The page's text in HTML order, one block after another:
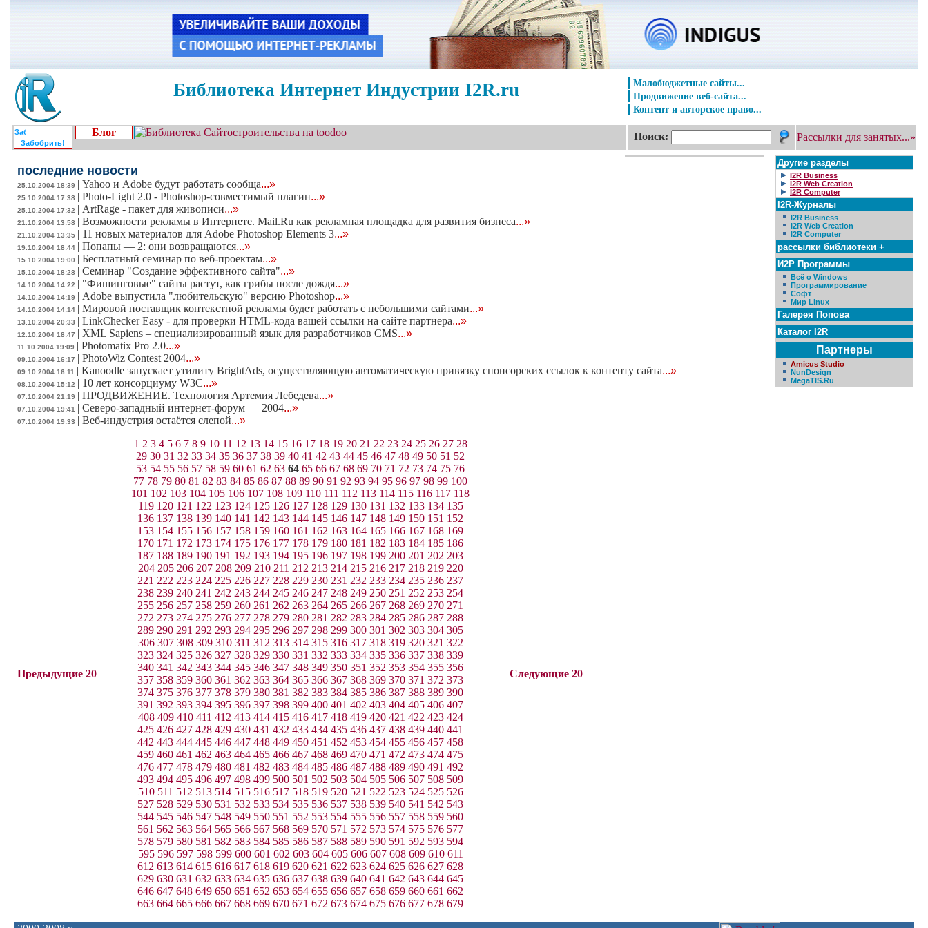
Библиотека Интернет Индустрии I2R.ru
Малобюджетные сайты...
Продвижение веб-сайта...
Контент и авторское право...
Забобрить!
Блог Поиск: Рассылки для занятых...»
последние новости
25.10.2004 18:39 | Yahoo и Adobe будут работать сообща...»
25.10.2004 17:38 | Photo-Light 2.0 - Photoshop-совместимый плагин...»
25.10.2004 17:32 | ArtRage - пакет для живописи...»
21.10.2004 13:58 | Возможности рекламы в Интернете. Mail.Ru как рекламная площадка для развития бизнеса...»
21.10.2004 13:35 | 11 новых материалов для Adobe Photoshop Elements 3...»
19.10.2004 18:44 | Попапы — 2: они возвращаются...»
15.10.2004 19:00 | Бесплатный семинар по веб-проектам...»
15.10.2004 18:28 | Семинар "Создание эффективного сайта"...»
14.10.2004 14:22 | "Фишинговые" сайты растут, как грибы после дождя...»
14.10.2004 14:19 | Adobe выпустила "любительскую" версию Photoshop...»
14.10.2004 14:14 | Мировой поставщик контекстной рекламы будет работать с небольшими сайтами...»
13.10.2004 20:33 | LinkChecker Easy - для проверки HTML-кода вашей ссылки на сайте партнера...»
12.10.2004 18:47 | XML Sapiens – специализированный язык для разработчиков CMS...»
11.10.2004 19:09 | Photomatix Pro 2.0...»
09.10.2004 16:17 | PhotoWiz Contest 2004...»
09.10.2004 16:11 | Kanoodle запускает утилиту BrightAds, осуществляющую автоматическую привязку спонсорских ссылок к контенту сайта...»
08.10.2004 15:12 | 10 лет консорциуму W3C...»
07.10.2004 21:19 | ПРОДВИЖЕНИЕ. Технология Артемия Лебедева...»
07.10.2004 19:41 | Северо-западный интернет-форум — 2004...»
07.10.2004 19:33 | Веб-индустрия остаётся слепой...»
Предыдущие 20
1 2 3 4 5 6 7 8 9 10 11 12 13 14 15 16 17 18 19 20 21 22 23 24 25 26 27 28
29 30 31 32 33 34 35 36 37 38 39 40 41 42 43 44 45 46 47 48 49 50 51 52
53 54 55 56 57 58 59 60 61 62 63 64 65 66 67 68 69 70 71 72 73 74 75 76
77 78 79 80 81 82 83 84 85 86 87 88 89 90 91 92 93 94 95 96 97 98 99 100
101 102 103 104 105 106 107 108 109 110 111 112 113 114 115 116 117 118
119 120 121 122 123 124 125 126 127 128 129 130 131 132 133 134 135
136 137 138 139 140 141 142 143 144 145 146 147 148 149 150 151 152
153 154 155 156 157 158 159 160 161 162 163 164 165 166 167 168 169
170 171 172 173 174 175 176 177 178 179 180 181 182 183 184 185 186
187 188 189 190 191 192 193 194 195 196 197 198 199 200 201 202 203
204 205 206 207 208 209 210 211 212 213 214 215 216 217 218 219 220
221 222 223 224 225 226 227 228 229 230 231 232 233 234 235 236 237
238 239 240 241 242 243 244 245 246 247 248 249 250 251 252 253 254
255 256 257 258 259 260 261 262 263 264 265 266 267 268 269 270 271
272 273 274 275 276 277 278 279 280 281 282 283 284 285 286 287 288
289 290 291 292 293 294 295 296 297 298 299 300 301 302 303 304 305
306 307 308 309 310 311 312 313 314 315 316 317 318 319 320 321 322
323 324 325 326 327 328 329 330 331 332 333 334 335 336 337 338 339
340 341 342 343 344 345 346 347 348 349 350 351 352 353 354 355 356
357 358 359 360 361 362 363 364 365 366 367 368 369 370 371 372 373
374 375 376 377 378 379 380 381 382 383 384 385 386 387 388 389 390
391 392 393 394 395 396 397 398 399 400 401 402 403 404 405 406 407
408 409 410 411 412 413 414 415 416 417 418 419 420 421 422 423 424
425 426 427 428 429 430 431 432 433 434 435 436 437 438 439 440 441
442 443 444 445 446 447 448 449 450 451 452 453 454 455 456 457 458
459 460 461 462 463 464 465 466 467 468 469 470 471 472 473 474 475
476 477 478 479 480 481 482 483 484 485 486 487 488 489 490 491 492
493 494 495 496 497 498 499 500 501 502 503 504 505 506 507 508 509
510 511 512 513 514 515 516 517 518 519 520 521 522 523 524 525 526
527 528 529 530 531 532 533 534 535 536 537 538 539 540 541 542 543
544 545 546 547 548 549 550 551 552 553 554 555 556 557 558 559 560
561 562 563 564 565 566 567 568 569 570 571 572 573 574 575 576 577
578 579 580 581 582 583 584 585 586 587 588 589 590 591 592 593 594
595 596 597 598 599 600 601 602 603 604 605 606 607 608 609 610 611
612 613 614 615 616 617 618 619 620 621 622 623 624 625 626 627 628
629 630 631 632 633 634 635 636 637 638 639 640 641 642 643 644 645
646 647 648 649 650 651 652 653 654 655 656 657 658 659 660 661 662
663 664 665 666 667 668 669 670 671 672 673 674 675 676 677 678 679
Следующие 20
Другие разделы
I2R Business
I2R Web Creation
I2R Computer
I2R-Журналы
I2R Business
I2R Web Creation
I2R Computer
рассылки библиотеки +
И2Р Программы
Всё о Windows
Программирование
Софт
Мир Linux
Галерея Попова
Каталог I2R
Партнеры
Amicus Studio
NunDesign
MegaTIS.Ru